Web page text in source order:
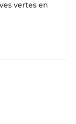
vertes en